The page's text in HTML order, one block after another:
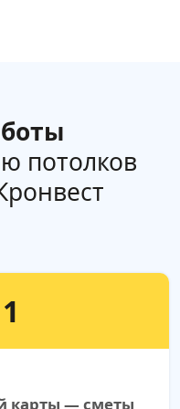
потолков
карты — сметы